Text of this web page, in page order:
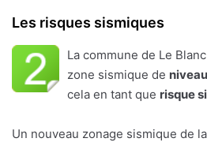
Les risques sismiques
La commune de Le
zone sismique de
cela en tant que risque
Un nouveau zonage sismique de